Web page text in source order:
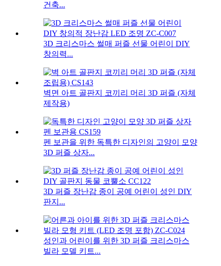
건축...
3D 크리스마스 썰매 퍼즐 선물 ​​어린이 DIY
창의력...
벽면 아트 골판지 코끼리 머리 3D 퍼즐 (자체
제작용)
펜 보관을 위한 독특한 디자인의 고양이 모양
3D 퍼즐 상자...
3D 퍼즐 장난감 종이 공예 어린이 성인 DIY
판지...
성인과 어린이를 위한 3D 퍼즐 크리스마스
빌라 모델 키트...